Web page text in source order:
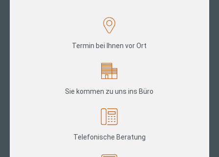
Termin bei Ihnen vor Ort
Sie kommen zu uns ins Büro
Telefonische Beratung